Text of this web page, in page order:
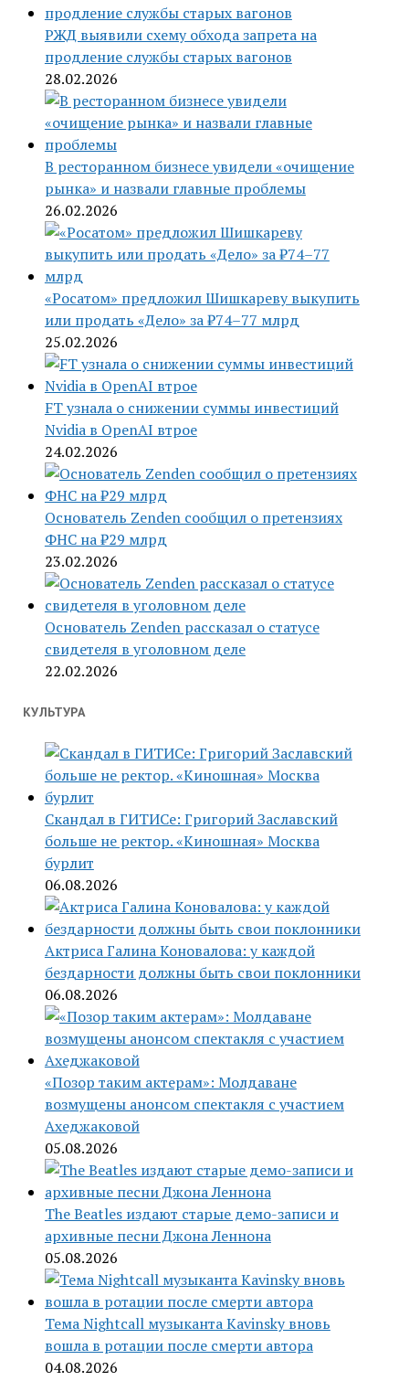
РЖД выявили схему обхода запрета на
продление службы старых вагонов
28.02.2026
В ресторанном бизнесе увидели «очищение
рынка» и назвали главные проблемы
26.02.2026
«Росатом» предложил Шишкареву выкупить
или продать «Дело» за ₽74–77 млрд
25.02.2026
FT узнала о снижении суммы инвестиций
Nvidia в OpenAI втрое
24.02.2026
Основатель Zenden сообщил о претензиях
ФНС на ₽29 млрд
23.02.2026
Основатель Zenden рассказал о статусе
свидетеля в уголовном деле
22.02.2026
КУЛЬТУРА
Скандал в ГИТИСе: Григорий Заславский
больше не ректор. «Киношная» Москва
бурлит
06.08.2026
Актриса Галина Коновалова: у каждой
бездарности должны быть свои поклонники
06.08.2026
«Позор таким актерам»: Молдаване
возмущены анонсом спектакля с участием
Ахеджаковой
05.08.2026
The Beatles издают старые демо-записи и
архивные песни Джона Леннона
05.08.2026
Тема Nightcall музыканта Kavinsky вновь
вошла в ротации после смерти автора
04.08.2026